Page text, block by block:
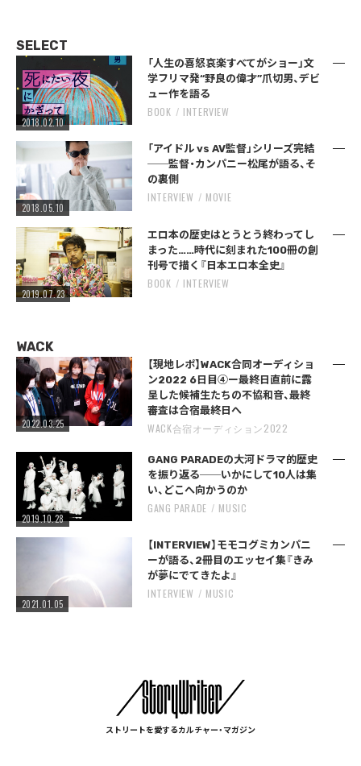
SELECT
2018.02.10
「人生の喜怒哀楽すべてがショー」文
学フリマ発“野良の偉才”爪切男、デビ
ュー作を語る
BOOK INTERVIEW
2018.05.10
「アイドル vs AV監督」シリーズ完結
──監督・カンパニー松尾が語る、そ
の裏側
INTERVIEW MOVIE
2019.07.23
エロ本の歴史はとうとう終わってし
まった……時代に刻まれた100冊の創
刊号で描く『日本エロ本全史』
BOOK INTERVIEW
WACK
2022.03.25
【現地レポ】WACK合同オーディショ
ン2022 6日目④ー最終日直前に露
呈した候補生たちの不協和音、最終
審査は合宿最終日へ
WACK合宿オーディション2022
2019.10.28
GANG PARADEの大河ドラマ的歴史
を振り返る──いかにして10人は集
い、どこへ向かうのか
GANG PARADE MUSIC
2021.01.05
【INTERVIEW】モモコグミカンパニ
ーが語る、2冊目のエッセイ集『きみ
が夢にでてきたよ』
INTERVIEW MUSIC
ストリートを愛するカルチャー・マガジン